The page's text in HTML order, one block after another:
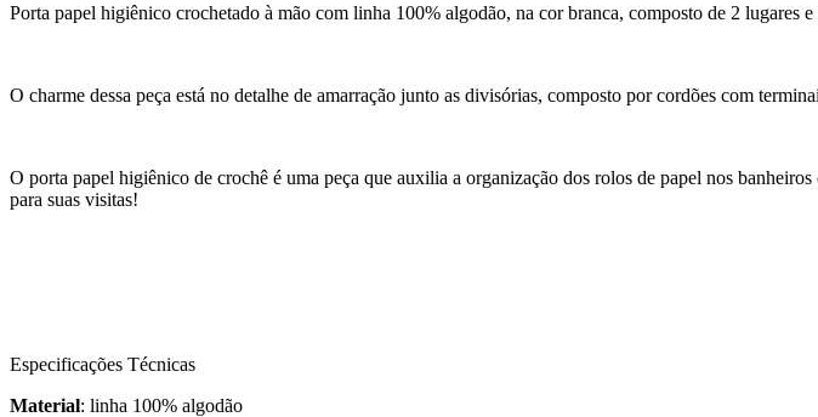
Porta papel higiênico crochetado à mão com linha 100% algodão, na cor branca, composto de 2 lugares
O charme dessa peça está no detalhe de amarração junto as divisórias, composto por cordões com
O porta papel higiênico de crochê é uma peça que auxilia a organização dos rolos de papel nos
para suas visitas!
Especificações Técnicas
Material: linha 100% algodão